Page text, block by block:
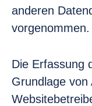
anderen
vorgenommen.
Die Erfassung
Grundlage